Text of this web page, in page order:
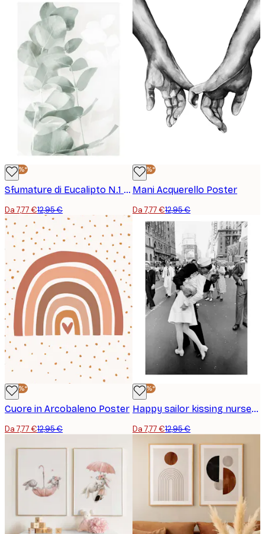
-40%*
Sfumature di Eucalipto N.1 Poster
Da 7,77 €12,95 €
-40%*
Mani Acquerello Poster
Da 7,77 €12,95 €
-40%*
Cuore in Arcobaleno Poster
Da 7,77 €12,95 €
-40%*
Happy sailor kissing nurse Poster
Da 7,77 €12,95 €